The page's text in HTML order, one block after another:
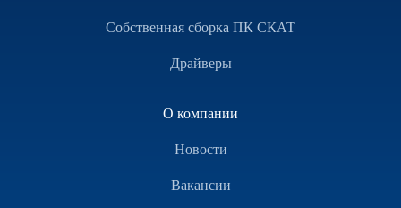
Собственная сборка ПК СКАТ
Драйверы
О компании
Новости
Вакансии